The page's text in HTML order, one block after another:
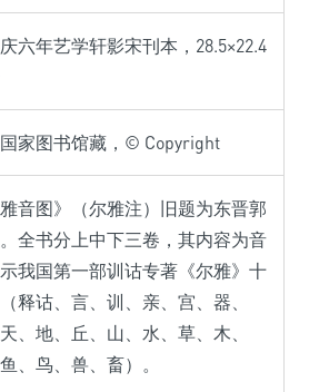
六年艺学轩影宋刊本，28.5×22.4
家图书馆藏，© Copyright
雅音图》（尔雅注）旧题为东晋郭
全书分上中下三卷，其内容为音
我国第一部训诂专著《尔雅》十
释诂、言、训、亲、宫、器、
、地、丘、山、水、草、木、
、鸟、兽、畜）。